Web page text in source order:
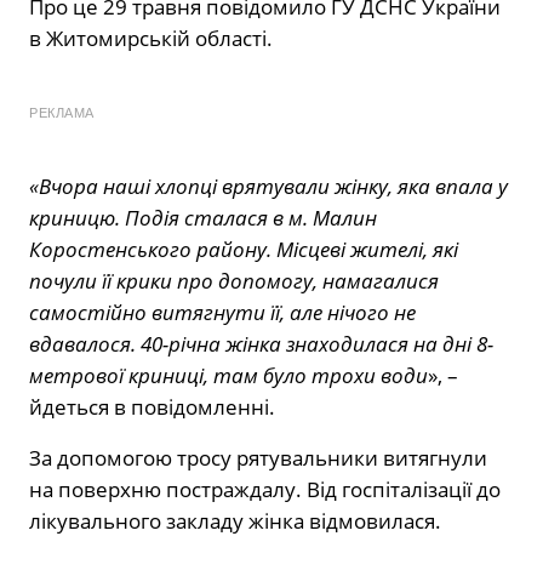
Про це 29 травня повідомило ГУ ДСНС України
в Житомирській області.
РЕКЛАМА
«Вчора наші хлопці врятували жінку, яка впала у
криницю. Подія сталася в м. Малин
Коростенського району. Місцеві жителі, які
почули її крики про допомогу, намагалися
самостійно витягнути її, але нічого не
вдавалося. 40-річна жінка знаходилася на дні 8-
метрової криниці, там було трохи води», –
йдеться в повідомленні.
За допомогою тросу рятувальники витягнули
на поверхню постраждалу. Від госпіталізації до
лікувального закладу жінка відмовилася.